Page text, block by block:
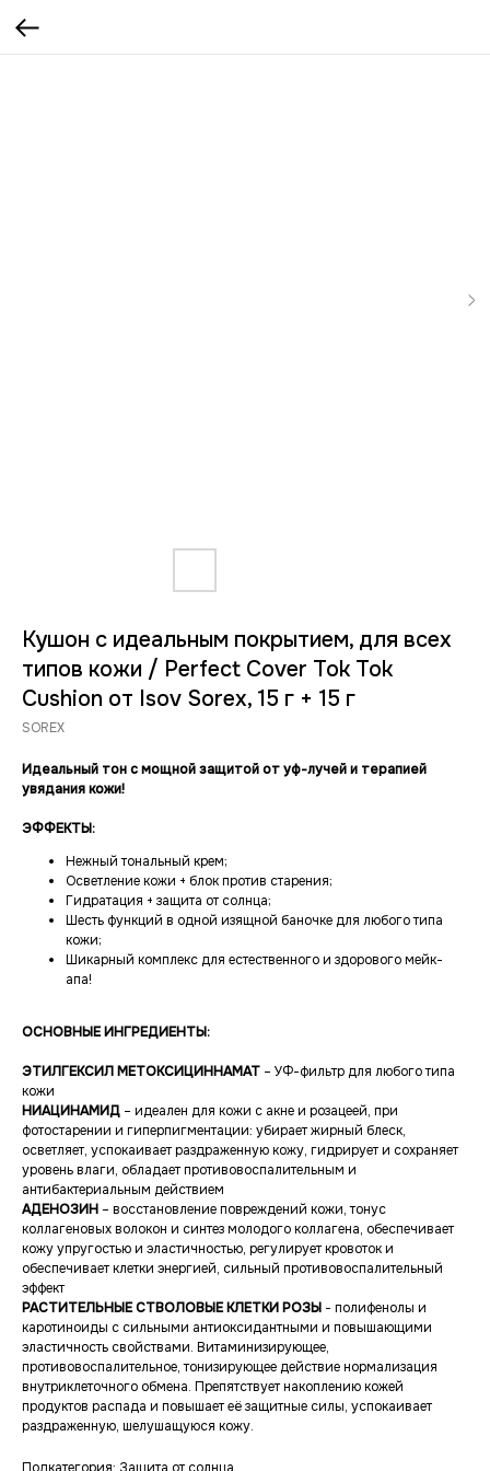
Кушон с идеальным покрытием, для всех
типов кожи / Perfect Cover Tok Tok
Cushion от Isov Sorex, 15 г + 15 г
SOREX
Идеальный тон с мощной защитой от уф-лучей и терапией
увядания кожи!
ЭФФЕКТЫ:
Нежный тональный крем;
Осветление кожи + блок против старения;
Гидратация + защита от солнца;
Шесть функций в одной изящной баночке для любого типа
кожи;
Шикарный комплекс для естественного и здорового мейк-
апа!
ОСНОВНЫЕ ИНГРЕДИЕНТЫ:
ЭТИЛГЕКСИЛ МЕТОКСИЦИННАМАТ – УФ-фильтр для любого типа
кожи
НИАЦИНАМИД – идеален для кожи с акне и розацеей, при
фотостарении и гиперпигментации: убирает жирный блеск,
осветляет, успокаивает раздраженную кожу, гидрирует и сохраняет
уровень влаги, обладает противовоспалительным и
антибактериальным действием
АДЕНОЗИН – восстановление повреждений кожи, тонус
коллагеновых волокон и синтез молодого коллагена, обеспечивает
кожу упругостью и эластичностью, регулирует кровоток и
обеспечивает клетки энергией, сильный противовоспалительный
эффект
РАСТИТЕЛЬНЫЕ СТВОЛОВЫЕ КЛЕТКИ РОЗЫ - полифенолы и
каротиноиды с сильными антиоксидантными и повышающими
эластичность свойствами. Витаминизирующее,
противовоспалительное, тонизирующее действие нормализация
внутриклеточного обмена. Препятствует накоплению кожей
продуктов распада и повышает её защитные силы, успокаивает
раздраженную, шелушащуюся кожу.